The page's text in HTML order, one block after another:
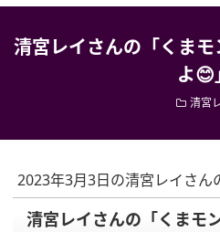
清宮レイさんの「くま
よ😊
清宮
2023年3月3日の清宮レイさん
清宮レイさんの「くまモ